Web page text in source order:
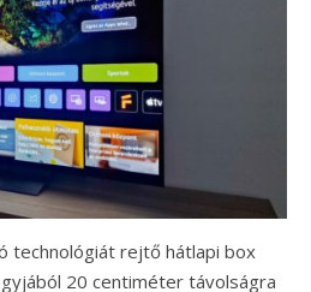
technológiát rejtő hátlapi box
20 centiméter távolságra